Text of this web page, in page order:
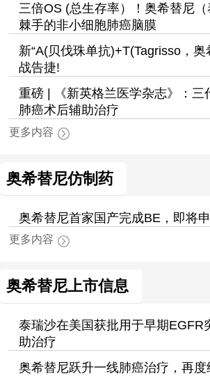
三倍OS (总生存率）！奥希替尼
棘手的非小细胞肺癌脑膜
新“A(贝伐珠单抗)+T(Tagrisso，奥
战告捷!
重磅 | 《新英格兰医学杂志》：三
肺癌术后辅助治疗
更多内容
奥希替尼仿制药
奥希替尼首家国产完成BE，即将
更多内容
奥希替尼上市信息
泰瑞沙在美国获批用于早期EGFR
助治疗
奥希替尼跃升一线肺癌治疗，再度